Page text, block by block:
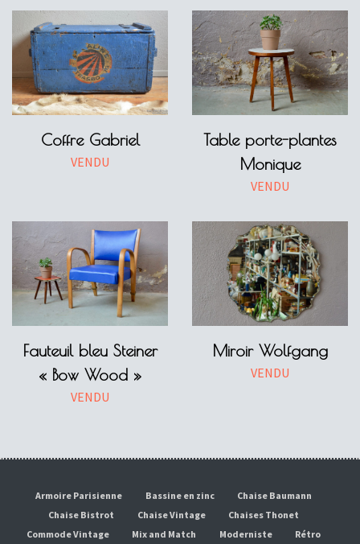
Coffre Gabriel
VENDU
Table porte-plantes
Monique
VENDU
Fauteuil bleu Steiner
« Bow Wood »
VENDU
Miroir Wolfgang
VENDU
Armoire Parisienne Bassine en zinc
Chaise Baumann
Chaise Bistrot
Chaise Vintage
Chaises Thonet
Commode Vintage
Mix and Match Moderniste
Rétro